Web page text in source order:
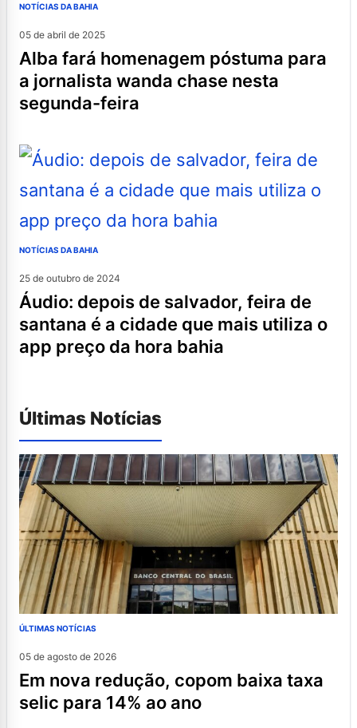
NOTÍCIAS DA BAHIA
05 de abril de 2025
alba fará homenagem póstuma para
a jornalista wanda chase nesta
segunda-feira
NOTÍCIAS DA BAHIA
25 de outubro de 2024
áudio: depois de salvador, feira de
santana é a cidade que mais utiliza o
app preço da hora bahia
Últimas Notícias
ÚLTIMAS NOTÍCIAS
05 de agosto de 2026
em nova redução, copom baixa taxa
selic para 14% ao ano